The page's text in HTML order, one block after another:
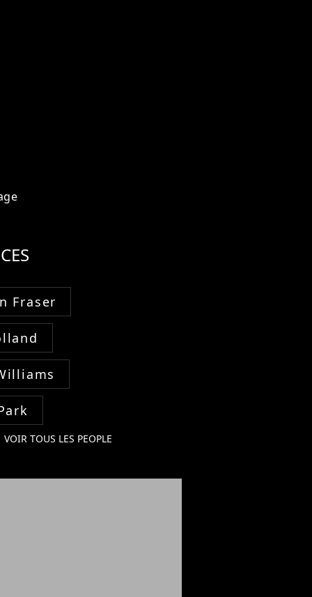
Fraser
VOIR TOUS LES PEOPLE